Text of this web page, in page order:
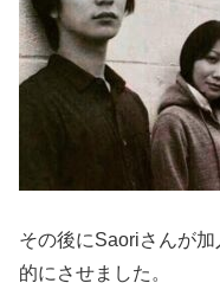
その後にSaoriさんが
的にさせました。